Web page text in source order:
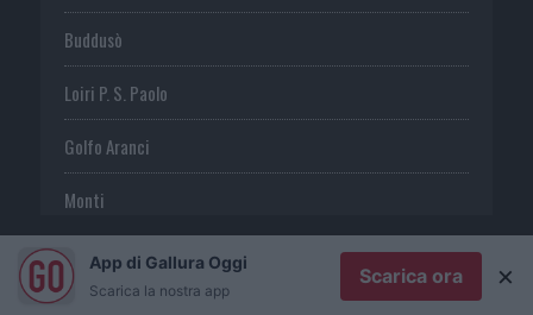
Buddusò
Loiri P. S. Paolo
Golfo Aranci
Monti
Telti
S. Antonio di G.
App di Gallura Oggi
Scarica la nostra app
Scarica ora ×